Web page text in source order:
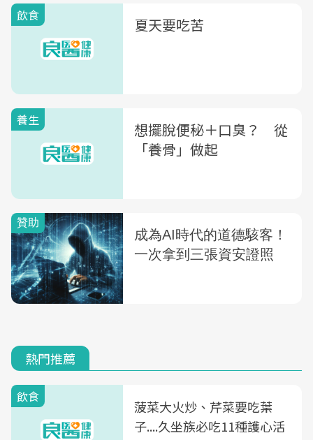
飲食 夏天要吃苦
養生
想擺脫便秘＋口臭？ 從
「養骨」做起
熱門推薦
飲食
菠菜大火炒、芹菜要吃葉
子....久坐族必吃11種護心活